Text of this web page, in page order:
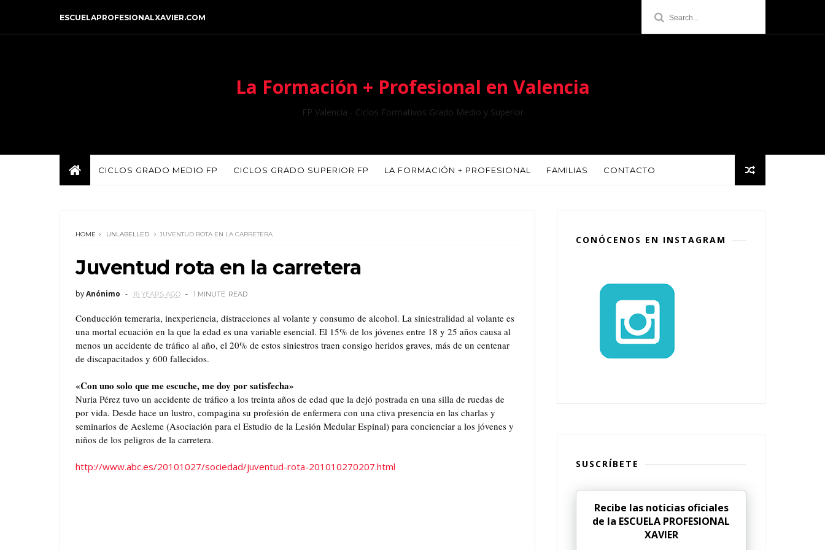
ESCUELAPROFESIONALXAVIER.COM
La Formación + Profesional en Valencia
FP Valencia - Ciclos Formativos Grado Medio y Superior
CICLOS GRADO MEDIO FP CICLOS GRADO SUPERIOR FP LA FORMACIÓN + PROFESIONAL FAMILIAS CONTACTO
HOME UNLABELLED JUVENTUD ROTA EN LA CARRETERA
Juventud rota en la carretera
byAnónimo 16 YEARS AGO 1 MINUTE READ
Conducción temeraria, inexperiencia, distracciones al volante y consumo de alcohol. La siniestralidad al volante es
una mortal ecuación en la que la edad es una variable esencial. El 15% de los jóvenes entre 18 y 25 años causa al
menos un accidente de tráfico al año, el 20% de estos siniestros traen consigo heridos graves, más de un centenar
de discapacitados y 600 fallecidos.
«Con uno solo que me escuche, me doy por satisfecha»
Nuria Pérez tuvo un accidente de tráfico a los treinta años de edad que la dejó postrada en una silla de ruedas de
por vida. Desde hace un lustro, compagina su profesión de enfermera con una ctiva presencia en las charlas y
seminarios de Aesleme (Asociación para el Estudio de la Lesión Medular Espinal) para concienciar a los jóvenes y
niños de los peligros de la carretera.
http://www.abc.es/20101027/sociedad/juventud-rota-201010270207.html
CONÓCENOS EN INSTAGRAM
SUSCRÍBETE
Recibe las noticias oficiales
de la ESCUELA PROFESIONAL
XAVIER